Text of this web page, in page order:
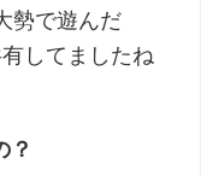
勢で遊んだ
してましたね
？